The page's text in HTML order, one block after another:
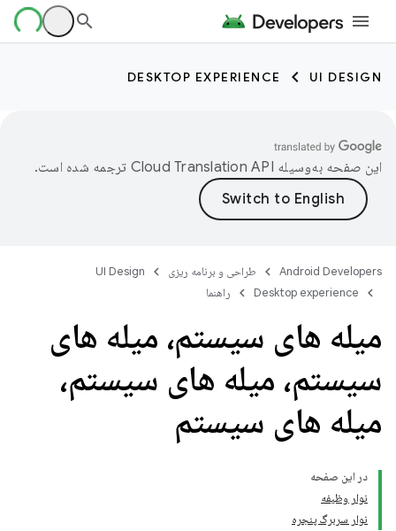
UI DESIGN
DESKTOP EXPERIENCE
این صفحه به‌وسیله ترجمه شده است.
Android Developers طراحی و برنامه ریزی
UI Design
Desktop experience
راهنما
میله های سیستم، میله های
سیستم، میله های سیستم،
میله های سیستم
در این صفحه
نوار وظیفه
نوار سربرگ پنجره